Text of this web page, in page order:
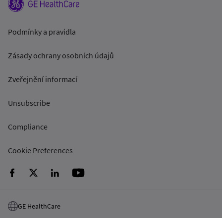
Podmínky a pravidla
Zásady ochrany osobních údajů
Zveřejnění informací
Unsubscribe
Compliance
Cookie Preferences
GE HealthCare